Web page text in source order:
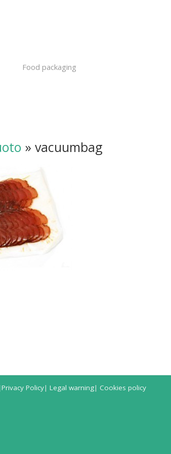
Food packaging
» vacuumbag
Privacy Policy| Legal warning| Cookies policy